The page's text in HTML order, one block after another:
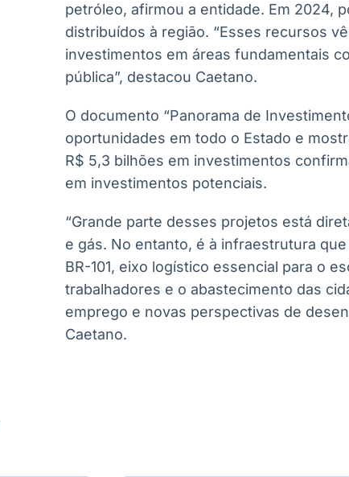
petróleo, afirmou a entidade. Em 2024,
distribuídos à região. “Esses recursos
investimentos em áreas fundamentais
pública”, destacou Caetano.
O documento “Panorama de
oportunidades em todo o Estado e
R$ 5,3 bilhões em investimentos
em investimentos potenciais.
“Grande parte desses projetos está
e gás. No entanto, é à infraestrutura
BR-101, eixo logístico essencial para o
trabalhadores e o abastecimento das
emprego e novas perspectivas de
Caetano.